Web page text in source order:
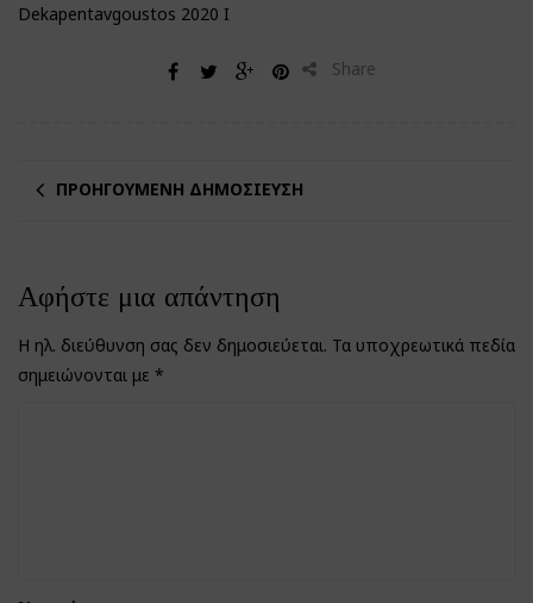
Dekapentavgoustos 2020 I
Share
ΠΡΟΗΓΟΎΜΕΝΗ ΔΗΜΟΣΊΕΥΣΗ
Αφήστε μια απάντηση
Η ηλ. διεύθυνση σας δεν δημοσιεύεται. Τα υποχρεωτικά πεδία
σημειώνονται με *